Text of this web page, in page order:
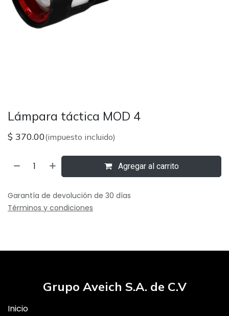
Lámpara táctica MOD 4
$ 370.00(impuesto incluido)
Agregar al carrito
Garantía de devolución de 30 días
Términos y condiciones
Grupo Aveich S.A. de C.V
Inicio